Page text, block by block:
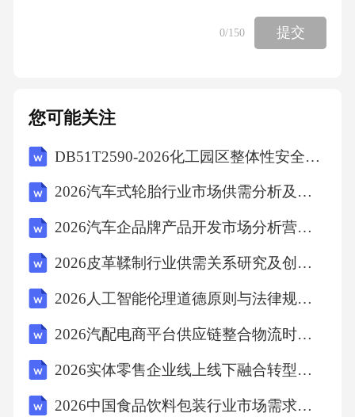
面试成绩笔试成绩考察应聘者的专业能力和知
识水平，包括综合素质和专业能力等方面。01
行调查、核实，并作出处理决定，及时告知异
议人。公示结果异议处理完毕后，对录用结果
进行公示，并说明异议处理情况。公示异议处
律法规和高校相关规定，保障双方权益。协议
内容合法明确双方的权利和义务，避免协议执
行过程中出现争议。协议条款明确按照法律审
查程序对协议进行审查，确保协议的有效性和
训课程架构专业知识培训包括学科前沿、教学
方法、科研能力等方面的课程，帮助新教师快
0/150 提交
您可能关注
DB51T2590-2026化工园区整体性安全风险评估导则
2026汽车式轮胎行业市场供需分析及投资评估规划分析研究报告
2026汽车企品牌产品开发市场分析营销模式投资方向战略规划报告
2026皮革鞣制行业供需关系研究及创业投资报告
2026人工智能伦理道德原则与法律规制探讨
2026汽配电商平台供应链整合物流时效用户留存平台竞争计划
2026实体零售企业线上线下融合转型路径探索与市场占有率提升报告
2026中国食品饮料包装行业市场需求分析与发展趋势研究评估报告